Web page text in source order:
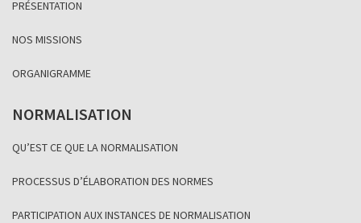
PRÉSENTATION
NOS MISSIONS
ORGANIGRAMME
NORMALISATION
QU’EST CE QUE LA NORMALISATION
PROCESSUS D’ÉLABORATION DES NORMES
PARTICIPATION AUX INSTANCES DE NORMALISATION